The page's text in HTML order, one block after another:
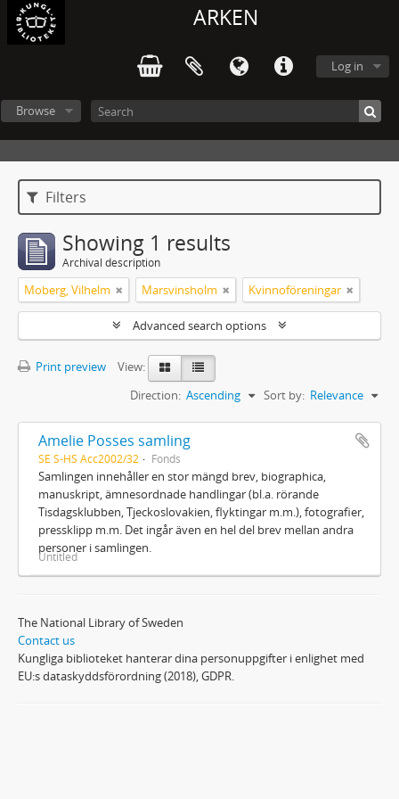
ARKEN
Log in
Browse
Filters
Showing 1 results
Archival description
Moberg, Vilhelm Marsvinsholm Kvinnoföreningar
Advanced search options
Print preview
View:
Sort by: Relevance
Direction: Ascending
Amelie Posses samling
SE S-HS Acc2002/32 Fonds
Samlingen innehåller en stor mängd brev, biographica,
manuskript, ämnesordnade handlingar (bl.a. rörande
Tisdagsklubben, Tjeckoslovakien, flyktingar m.m.), fotografier,
pressklipp m.m. Det ingår även en hel del brev mellan andra
personer i samlingen.
Untitled
The National Library of Sweden
Contact us
Kungliga biblioteket hanterar dina personuppgifter i enlighet med
EU:s dataskyddsförordning (2018), GDPR.